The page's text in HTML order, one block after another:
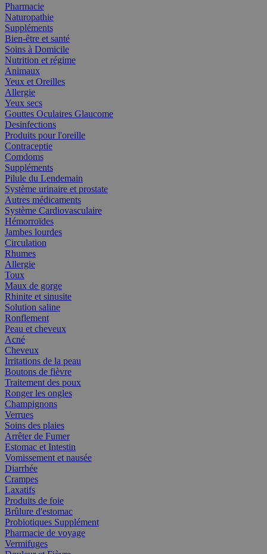
Pharmacie
Naturopathie
Suppléments
Bien-être et santé
Soins à Domicile
Nutrition et régime
Animaux
Yeux et Oreilles
Allergie
Yeux secs
Gouttes Oculaires Glaucome
Desinfections
Produits pour l'oreille
Contraceptie
Comdoms
Suppléments
Pilule du Lendemain
Système urinaire et prostate
Autres médicaments
Système Cardiovasculaire
Hémorroïdes
Jambes lourdes
Circulation
Rhumes
Allergie
Toux
Maux de gorge
Rhinite et sinusite
Solution saline
Ronflement
Peau et cheveux
Acné
Cheveux
Irritations de la peau
Boutons de fièvre
Traitement des poux
Ronger les ongles
Champignons
Verrues
Soins des plaies
Arrêter de Fumer
Estomac et Intestin
Vomissement et nausée
Diarrhée
Crampes
Laxatifs
Produits de foie
Brûlure d'estomac
Probiotiques Supplément
Pharmacie de voyage
Vermifuges